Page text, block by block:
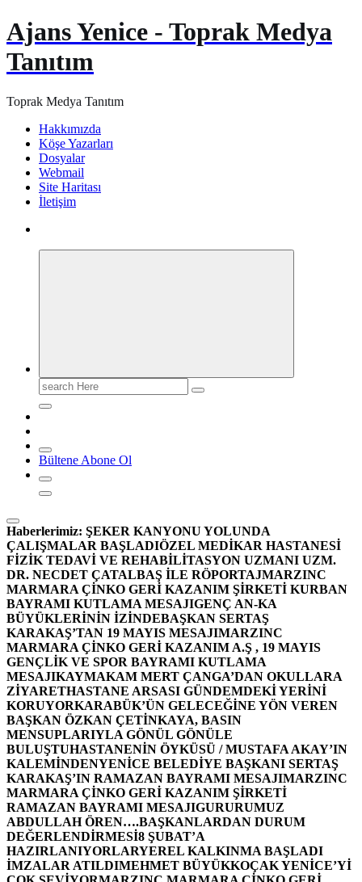
Ajans Yenice - Toprak Medya
Tanıtım
Toprak Medya Tanıtım
Hakkımızda
Köşe Yazarları
Dosyalar
Webmail
Site Haritası
İletişim
Search
for:
Bültene Abone Ol
Haberlerimiz: ŞEKER KANYONU YOLUNDA
ÇALIŞMALAR BAŞLADIÖZEL MEDİKAR HASTANESİ
FİZİK TEDAVİ VE REHABİLİTASYON UZMANI UZM.
DR. NECDET ÇATALBAŞ İLE RÖPORTAJMARZINC
MARMARA ÇİNKO GERİ KAZANIM ŞİRKETİ KURBAN
BAYRAMI KUTLAMA MESAJIGENÇ AN-KA
BÜYÜKLERİNİN İZİNDEBAŞKAN SERTAŞ
KARAKAŞ’TAN 19 MAYIS MESAJIMARZINC
MARMARA ÇİNKO GERİ KAZANIM A.Ş , 19 MAYIS
GENÇLİK VE SPOR BAYRAMI KUTLAMA
MESAJIKAYMAKAM MERT ÇANGA’DAN OKULLARA
ZİYARETHASTANE ARSASI GÜNDEMDEKİ YERİNİ
KORUYORKARABÜK’ÜN GELECEĞİNE YÖN VEREN
BAŞKAN ÖZKAN ÇETİNKAYA, BASIN
MENSUPLARIYLA GÖNÜL GÖNÜLE
BULUŞTUHASTANENİN ÖYKÜSÜ / MUSTAFA AKAY’IN
KALEMİNDENYENİCE BELEDİYE BAŞKANI SERTAŞ
KARAKAŞ’IN RAMAZAN BAYRAMI MESAJIMARZINC
MARMARA ÇİNKO GERİ KAZANIM ŞİRKETİ
RAMAZAN BAYRAMI MESAJIGURURUMUZ
ABDULLAH ÖREN….BAŞKANLARDAN DURUM
DEĞERLENDİRMESİ8 ŞUBAT’A
HAZIRLANIYORLARYEREL KALKINMA BAŞLADI
İMZALAR ATILDIMEHMET BÜYÜKKOÇAK YENİCE’Yİ